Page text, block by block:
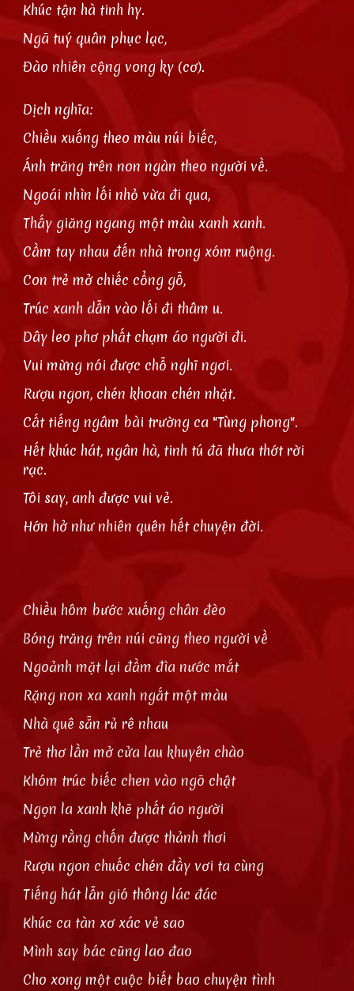
Khúc tận hà tinh hy.
Ngã tuý quân phục lạc,
Ðào nhiên cộng vong ky (cơ).
Dịch nghĩa:
Chiều xuống theo màu núi biếc,
Ánh trăng trên non ngàn theo người về.
Ngoái nhìn lối nhỏ vừa đi qua,
Thấy giăng ngang một màu xanh xanh.
Cầm tay nhau đến nhà trong xóm ruộng.
Con trẻ mở chiếc cổng gỗ,
Trúc xanh dẫn vào lối đi thâm u.
Dây leo phơ phất chạm áo người đi.
Vui mừng nói được chỗ nghĩ ngơi.
Rượu ngon, chén khoan chén nhặt.
Cất tiếng ngâm bài trường ca "Tùng phong".
Hết khúc hát, ngân hà, tinh tú đã thưa thớt rời
rạc.
Tôi say, anh được vui vẻ.
Hớn hở như nhiên quên hết chuyện đời.
Chiều hôm bước xuống chân đèo
Bóng trăng trên núi cũng theo người về
Ngoảnh mặt lại đầm đìa nước mắt
Rặng non xa xanh ngắt một màu
Nhà quê sẵn rủ rê nhau
Trẻ thơ lần mở cửa lau khuyên chào
Khóm trúc biếc chen vào ngõ chật
Ngọn la xanh khẽ phất áo người
Mừng rằng chốn được thảnh thơi
Rượu ngon chuốc chén đầy vơi ta cùng
Tiếng hát lẫn gió thông lác đác
Khúc ca tàn xơ xác vẻ sao
Mình say bác cũng lao đao
Cho xong một cuộc biết bao chuyện tình